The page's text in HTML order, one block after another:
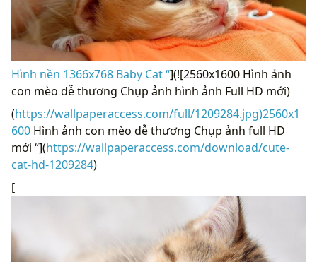
Hình nền 1366x768 Baby Cat “](![2560x1600 Hình ảnh
con mèo dễ thương Chụp ảnh hình ảnh Full HD mới)
(https://wallpaperaccess.com/full/1209284.jpg)2560x1
600 Hình ảnh con mèo dễ thương Chụp ảnh full HD
mới “](https://wallpaperaccess.com/download/cute-
cat-hd-1209284)
[